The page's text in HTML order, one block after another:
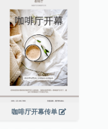
咖啡厅开幕传单